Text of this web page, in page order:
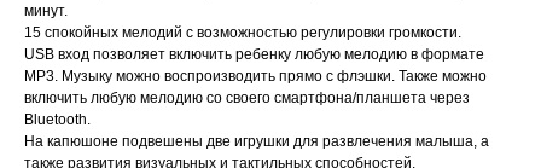
минут.
15 спокойных мелодий с возможностью регулировки громкости.
USB вход позволяет включить ребенку любую мелодию в формате
MP3. Музыку можно воспроизводить прямо с флэшки. Также можно
включить любую мелодию со своего смартфона/планшета через
Bluetooth.
На капюшоне подвешены две игрушки для развлечения малыша, а
также развития визуальных и тактильных способностей.